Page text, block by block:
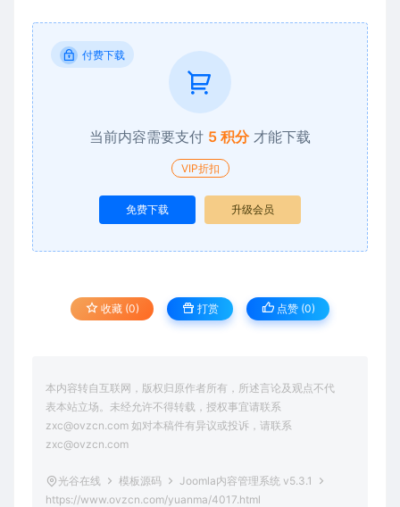
付费下载
当前内容需要支付 5 积分 才能下载
VIP折扣
免费下载 升级会员
收藏 (0) 打赏 点赞 (0)
本内容转自互联网，版权归原作者所有，所述言论及观点不代
表本站立场。未经允许不得转载，授权事宜请联系
zxc@ovzcn.com 如对本稿件有异议或投诉，请联系
zxc@ovzcn.com
光谷在线 模板源码
Joomla内容管理系统 v5.3.1
https://www.ovzcn.com/yuanma/4017.html